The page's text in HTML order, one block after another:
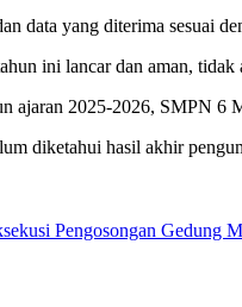
data yang diterima sesuai
ini lancar dan aman, tidak
ajaran 2025-2026, SMPN 6
diketahui hasil akhir
Pengosongan Gedung